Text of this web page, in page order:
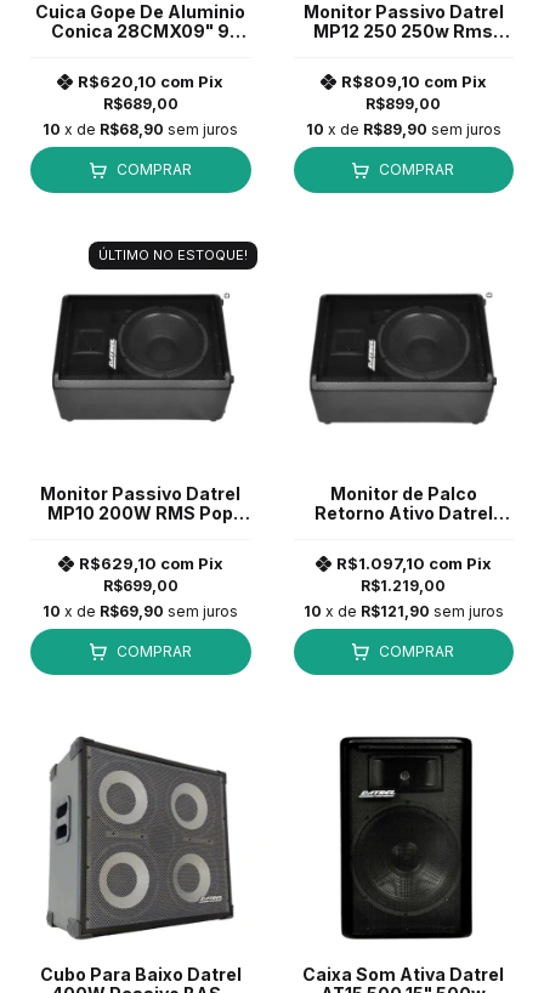
Cuica Gope De Aluminio
Conica 28CMX09" 9
R$689,00
R$620,10 com Pix
10 x de R$68,90 sem juros
COMPRAR
Monitor Passivo Datrel
MP12 250 250w Rms
R$899,00
R$809,10 com Pix
10 x de R$89,90 sem juros
COMPRAR
ÚLTIMO NO ESTOQUE!
Monitor Passivo Datrel
MP10 200W RMS Pop
R$699,00
R$629,10 com Pix
10 x de R$69,90 sem juros
COMPRAR
Monitor de Palco
Retorno Ativo Datrel
R$1.219,00
R$1.097,10 com Pix
10 x de R$121,90 sem juros
COMPRAR
Cubo Para Baixo Datrel
Caixa Som Ativa Datrel